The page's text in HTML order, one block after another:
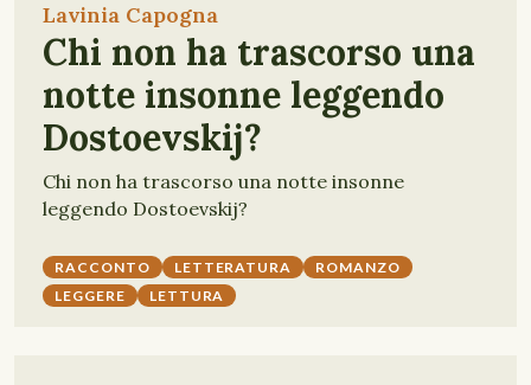
Lavinia Capogna
Chi non ha trascorso una
notte insonne leggendo
Dostoevskij?
Chi non ha trascorso una notte insonne
leggendo Dostoevskij?
RACCONTO LETTERATURA
ROMANZO
LEGGERE
LETTURA